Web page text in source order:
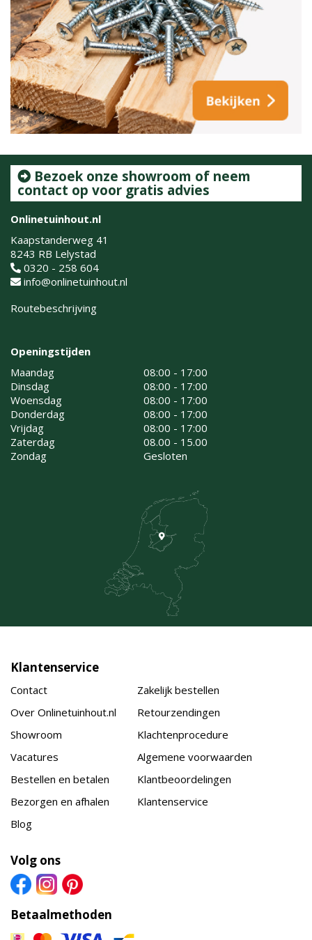
Bezoek onze showroom of neem
contact op voor gratis advies
Onlinetuinhout.nl
Kaapstanderweg 41
8243 RB Lelystad
0320 - 258 604
info@onlinetuinhout.nl
Routebeschrijving
Openingstijden
Maandag
08:00 - 17:00
Dinsdag
08:00 - 17:00
Woensdag
08:00 - 17:00
Donderdag
08:00 - 17:00
Vrijdag
08:00 - 17:00
Zaterdag
08.00 - 15.00
Zondag
Gesloten
Klantenservice
Contact
Over Onlinetuinhout.nl
Showroom
Vacatures
Bestellen en betalen
Bezorgen en afhalen
Blog
Zakelijk bestellen
Retourzendingen
Klachtenprocedure
Algemene voorwaarden
Klantbeoordelingen
Klantenservice
Volg ons
Betaalmethoden